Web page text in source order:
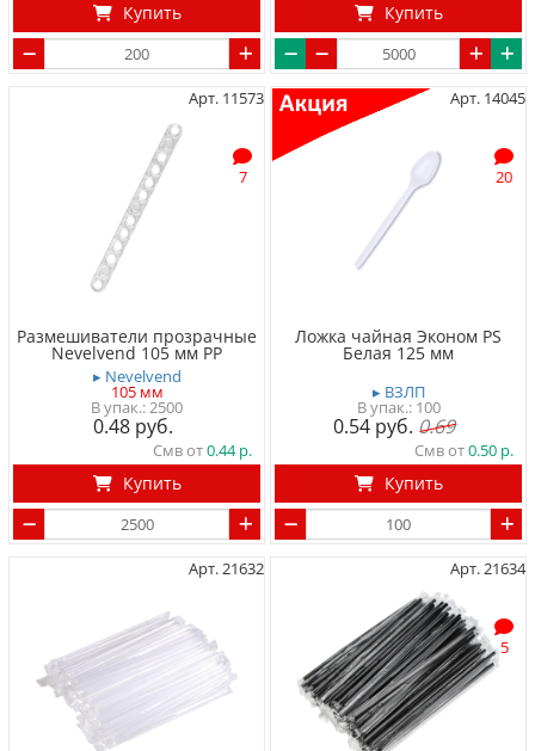
Купить Купить
Арт. 11573
7
Размешиватели прозрачные
Nevelvend 105 мм PP
▸ Nevelvend
105 мм
2500
0.48
Смв от0.44
Купить
Арт. 14045
20
Ложка чайная Эконом PS
Белая 125 мм
▸ ВЗЛП
100
0.54 0.69
Смв от0.50
Купить
Арт. 21632 Арт. 21634
5